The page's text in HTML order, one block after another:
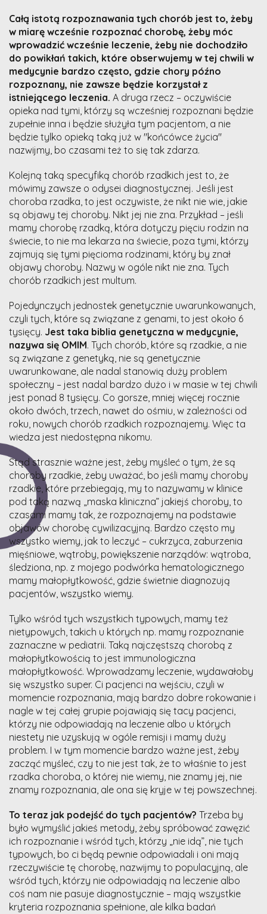
Całą istotą rozpoznawania tych chorób jest to, żeby
w miarę wcześnie rozpoznać chorobę, żeby móc
wprowadzić wcześnie leczenie, żeby nie dochodziło
do powikłań takich, które obserwujemy w tej chwili w
medycynie bardzo często, gdzie chory późno
rozpoznany, nie zawsze będzie korzystał z
istniejącego leczenia. A druga rzecz – oczywiście
opieka nad tymi, którzy są wcześniej rozpoznani będzie
zupełnie inna i będzie służyła tym pacjentom, a nie
będzie tylko opieką taką już w "końcówce życia"
nazwijmy, bo czasami też to się tak zdarza.
Kolejną taką specyfiką chorób rzadkich jest to, że
mówimy zawsze o odysei diagnostycznej. Jeśli jest
choroba rzadka, to jest oczywiste, że nikt nie wie, jakie
są objawy tej choroby. Nikt jej nie zna. Przykład – jeśli
mamy chorobę rzadką, która dotyczy pięciu rodzin na
świecie, to nie ma lekarza na świecie, poza tymi, którzy
zajmują się tymi pięcioma rodzinami, który by znał
objawy choroby. Nazwy w ogóle nikt nie zna. Tych
chorób rzadkich jest multum.
Pojedynczych jednostek genetycznie uwarunkowanych,
czyli tych, które są związane z genami, to jest około 6
tysięcy. Jest taka biblia genetyczna w medycynie,
nazywa się OMIM. Tych chorób, które są rzadkie, a nie
są związane z genetyką, nie są genetycznie
uwarunkowane, ale nadal stanowią duży problem
społeczny – jest nadal bardzo dużo i w masie w tej chwili
jest ponad 8 tysięcy. Co gorsze, mniej więcej rocznie
około dwóch, trzech, nawet do ośmiu, w zależności od
roku, nowych chorób rzadkich rozpoznajemy. Więc ta
wiedza jest niedostępna nikomu.
Stąd strasznie ważne jest, żeby myśleć o tym, że są
choroby rzadkie, żeby uważać, bo jeśli mamy choroby
rzadkie, które przebiegają, my to nazywamy w klinice
pod taką nazwą „maska kliniczna” jakiejś choroby, to
czasami mamy tak, że rozpoznajemy na podstawie
objawów chorobę cywilizacyjną. Bardzo często my
wszystko wiemy, jak to leczyć – cukrzyca, zaburzenia
mięśniowe, wątroby, powiększenie narządów: wątroba,
śledziona, np. z mojego podwórka hematologicznego
mamy małopłytkowość, gdzie świetnie diagnozują
pacjentów, wszystko wiemy.
Tylko wśród tych wszystkich typowych, mamy też
nietypowych, takich u których np. mamy rozpoznanie
zaznaczne w pediatrii. Taką najczęstszą chorobą z
małopłytkowością to jest immunologiczna
małopłytkowość. Wprowadzamy leczenie, wydawałoby
się wszystko super. Ci pacjenci na wejściu, czyli w
momencie rozpoznania, mają bardzo dobre rokowanie i
nagle w tej całej grupie pojawiają się tacy pacjenci,
którzy nie odpowiadają na leczenie albo u których
niestety nie uzyskują w ogóle remisji i mamy duży
problem. I w tym momencie bardzo ważne jest, żeby
zacząć myśleć, czy to nie jest tak, że to właśnie to jest
rzadka choroba, o której nie wiemy, nie znamy jej, nie
znamy rozpoznania, ale ona się kryje w tej powszechnej.
To teraz jak podejść do tych pacjentów? Trzeba by
było wymyślić jakieś metody, żeby spróbować zawęzić
ich rozpoznanie i wśród tych, którzy „nie idą”, nie tych
typowych, bo ci będą pewnie odpowiadali i oni mają
rzeczywiście tę chorobę, nazwijmy to populacyjną, ale
wśród tych, którzy nie odpowiadają na leczenie albo
coś nam nie pasuje diagnostycznie – mają wszystkie
kryteria rozpoznania spełnione, ale kilka badań